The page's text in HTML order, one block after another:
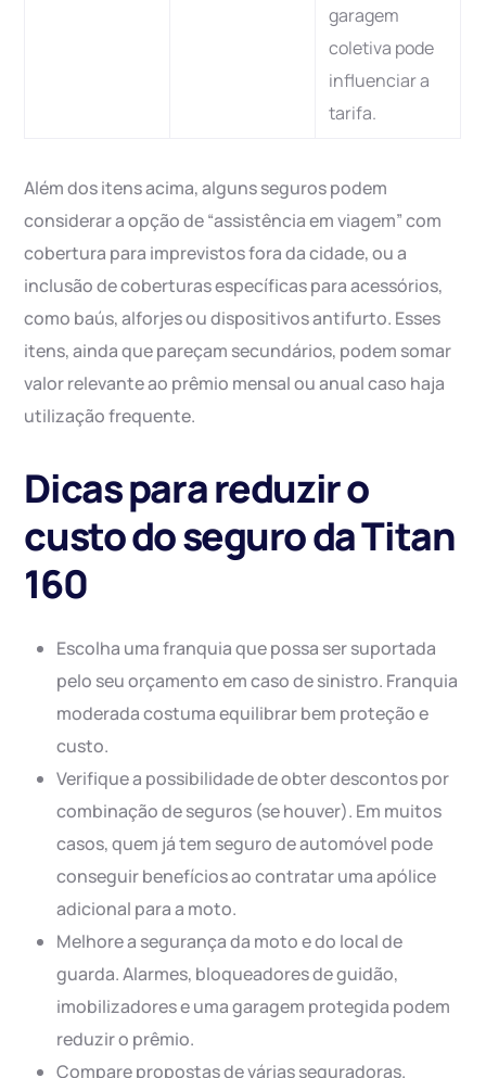
garagem
coletiva pode
influenciar a
tarifa.
Além dos itens acima, alguns seguros podem
considerar a opção de “assistência em viagem” com
cobertura para imprevistos fora da cidade, ou a
inclusão de coberturas específicas para acessórios,
como baús, alforjes ou dispositivos antifurto. Esses
itens, ainda que pareçam secundários, podem somar
valor relevante ao prêmio mensal ou anual caso haja
utilização frequente.
Dicas para reduzir o
custo do seguro da Titan
160
Escolha uma franquia que possa ser suportada
pelo seu orçamento em caso de sinistro. Franquia
moderada costuma equilibrar bem proteção e
custo.
Verifique a possibilidade de obter descontos por
combinação de seguros (se houver). Em muitos
casos, quem já tem seguro de automóvel pode
conseguir benefícios ao contratar uma apólice
adicional para a moto.
Melhore a segurança da moto e do local de
guarda. Alarmes, bloqueadores de guidão,
imobilizadores e uma garagem protegida podem
reduzir o prêmio.
Compare propostas de várias seguradoras.